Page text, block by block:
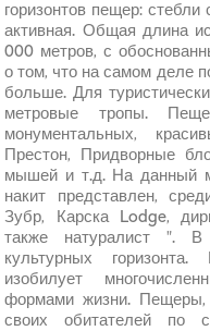
горизонтов пещер:
активная. Общая длина
000 метров, с
о том, что на самом деле
больше. Для
метровые тропы.
монументальных,
Престон, Придворные
мышей и т.д. На данный
накит представлен,
Зубр, Карска Lodge,
также натуралист ".
культурных
изобилует
формами жизни. Пещеры,
своих обитателей по